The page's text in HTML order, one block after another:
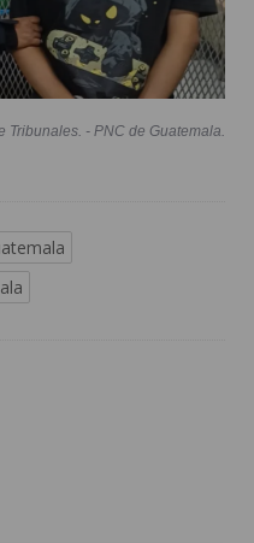
Tribunales. - PNC de Guatemala.